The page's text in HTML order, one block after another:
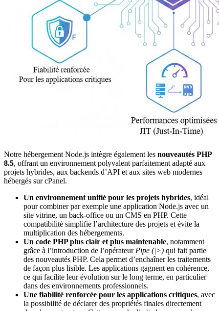
Notre hébergement Node.js intègre également les nouveautés PHP
8.5, offrant un environnement polyvalent parfaitement adapté aux
projets hybrides, aux backends d’API et aux sites web modernes
hébergés sur cPanel.
Un environnement unifié pour les projets hybrides, idéal
pour combiner par exemple une application Node.js avec un
site vitrine, un back-office ou un CMS en PHP. Cette
compatibilité simplifie l’architecture des projets et évite la
multiplication des hébergements.
Un code PHP plus clair et plus maintenable, notamment
grâce à l’introduction de l’opérateur Pipe (|>) qui fait partie
des nouveautés PHP. Cela permet d’enchaîner les traitements
de façon plus lisible. Les applications gagnent en cohérence,
ce qui facilite leur évolution sur le long terme, en particulier
dans des environnements professionnels.
Une fiabilité renforcée pour les applications critiques, avec
la possibilité de déclarer des propriétés finales directement